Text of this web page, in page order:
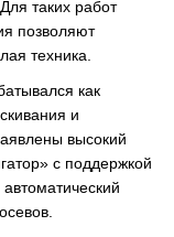
таких работ
позволяют
техника.
как
и
высокий
с поддержкой